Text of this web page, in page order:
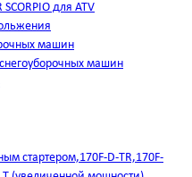
для ATV
машин
машин
стартером,170F-D-TR,170F-